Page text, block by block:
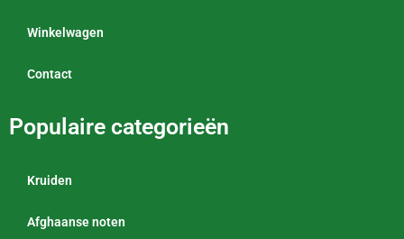
Winkelwagen
Contact
Populaire categorieën
Kruiden
Afghaanse noten